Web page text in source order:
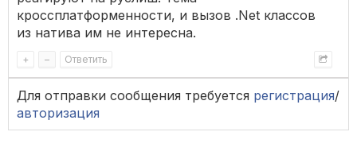
кроссплатформенности, и вызов .Net классов
из натива им не интересна.
+ – Ответить
Для отправки сообщения требуется регистрация/
авторизация